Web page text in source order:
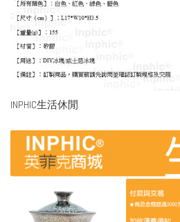
INPHIC生活休閒